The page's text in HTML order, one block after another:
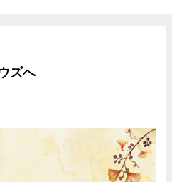
ズへ